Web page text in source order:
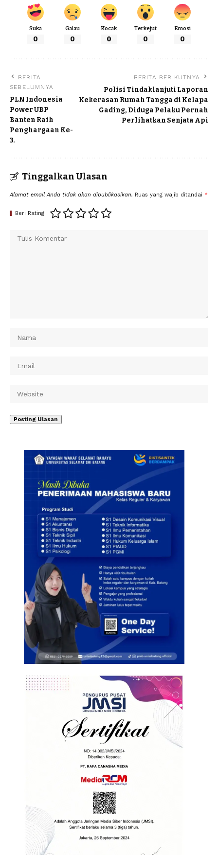
Suka
0
Galau
0
Kocak
0
Terkejut
0
Emosi
0
BERITA
SEBELUMNYA
PLN Indonesia
Power UBP
Banten Raih
Penghargaan Ke-
3.
BERITA BERIKUTNYA
Polisi Tindaklanjuti Laporan
Kekerasan Rumah Tangga di Kelapa
Gading, Diduga Pelaku Pernah
Perlihatkan Senjata Api
Tinggalkan Ulasan
Alamat email Anda tidak akan dipublikasikan. Ruas yang wajib ditandai *
Beri Rating